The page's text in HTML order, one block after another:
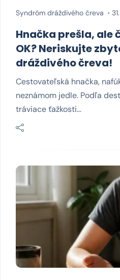
Syndróm dráždivého čreva
Hnačka prešla, ale
OK? Neriskujte
dráždivého čreva!
Cestovateľská hnačka,
neznámom jedle. Podľa
tráviace ťažkosti…